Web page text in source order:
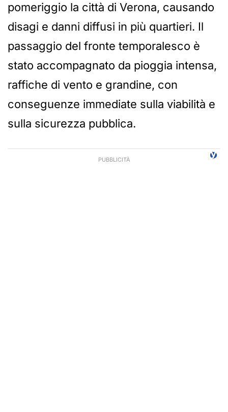
pomeriggio la città di Verona, causando
disagi e danni diffusi in più quartieri. Il
passaggio del fronte temporalesco è
stato accompagnato da pioggia intensa,
raffiche di vento e grandine, con
conseguenze immediate sulla viabilità e
sulla sicurezza pubblica.